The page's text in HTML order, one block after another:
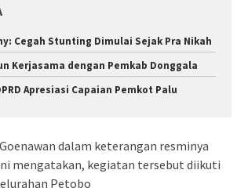
Cegah Stunting Dimulai Sejak Pra Nikah
Kerjasama dengan Pemkab Donggala
Apresiasi Capaian Pemkot Palu
dalam keterangan resminya
mengatakan, kegiatan tersebut diikuti
Petobo